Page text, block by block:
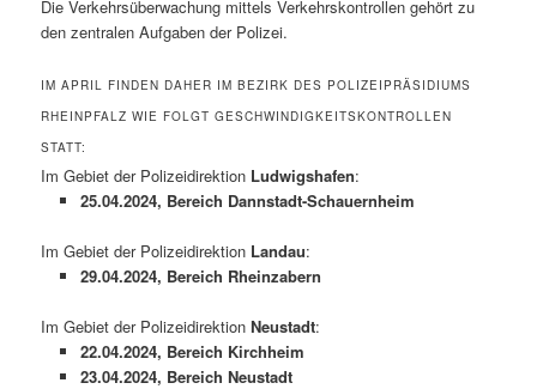
Die Verkehrsüberwachung mittels Verkehrskontrollen gehört zu
den zentralen Aufgaben der Polizei.
IM APRIL FINDEN DAHER IM BEZIRK DES POLIZEIPRÄSIDIUMS
RHEINPFALZ WIE FOLGT GESCHWINDIGKEITSKONTROLLEN
STATT:
Im Gebiet der Polizeidirektion Ludwigshafen:
25.04.2024, Bereich Dannstadt-Schauernheim
Im Gebiet der Polizeidirektion Landau:
29.04.2024, Bereich Rheinzabern
Im Gebiet der PolizeidirektionNeustadt:
22.04.2024, Bereich Kirchheim
23.04.2024, Bereich Neustadt